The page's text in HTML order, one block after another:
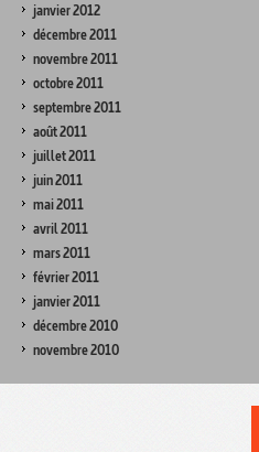
janvier 2012
décembre 2011
novembre 2011
octobre 2011
septembre 2011
août 2011
juillet 2011
juin 2011
mai 2011
avril 2011
mars 2011
février 2011
janvier 2011
décembre 2010
novembre 2010